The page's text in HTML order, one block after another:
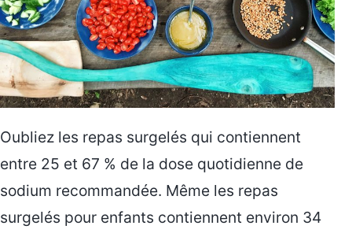
Oubliez les repas surgelés qui contiennent
entre 25 et 67 % de la dose quotidienne de
sodium recommandée. Même les repas
surgelés pour enfants contiennent environ 34